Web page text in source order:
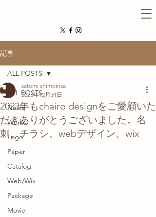
記事
ALL POSTS
News
Works
Logo
Paper
Catalog
Web/Wix
Package
Movie
ALL POSTS
2023年もchairo designをご愛顧いた
だきありがとうございました。名
刺、チラシ、webデザイン、wix
satomi shimoirisa
2023年12月31日